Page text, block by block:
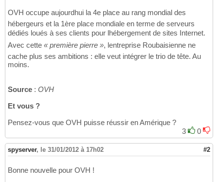
OVH occupe aujourdhui la 4e place au rang mondial des
hébergeurs et la 1ère place mondiale en terme de serveurs
dédiés loués à ses clients pour lhébergement de sites Internet.
Avec cette « première pierre », lentreprise Roubaisienne ne
cache plus ses ambitions : elle veut intégrer le trio de tête. Au
moins.
Source : OVH
Et vous ?
Pensez-vous que OVH puisse réussir en Amérique ?
3
0
spyserver, le 31/01/2012 à 17h02 #2
Bonne nouvelle pour OVH !